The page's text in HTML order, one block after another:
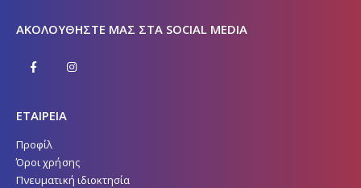
ΑΚΟΛΟΥΘΉΣΤΕ ΜΑΣ ΣΤΑ SOCIAL MEDIA
ΕΤΑΙΡΕΙΑ
Προφίλ
Όροι χρήσης
Πνευματική ιδιοκτησία